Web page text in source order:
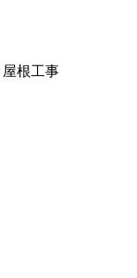
屋根工事